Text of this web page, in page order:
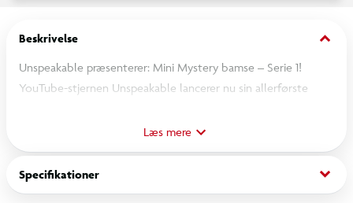
Beskrivelse keyboard_arrow_down
Unspeakable præsenterer: Mini Mystery bamse – Serie 1!
YouTube-stjernen Unspeakable lancerer nu sin allerførste
nogensinde! Disse farverige og fjollede plysdyr måler 15 cm og
er sjove twists på hans ikoniske frø-logo, klar til at hoppe med
dig ud i spændende eventyr.
Læs mere
Specifikationer keyboard_arrow_down